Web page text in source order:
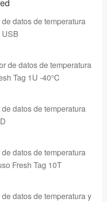
datos de temperatura
USB
de datos de temperatura
Tag 1U -40°C
datos de temperatura
datos de temperatura
Fresh Tag 10T
datos de temperatura y